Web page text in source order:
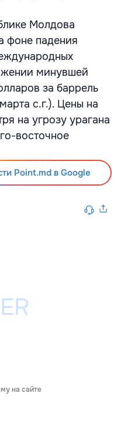
Молдова
фоне падения
минувшей
за баррель
с.г.). Цены на
на угрозу урагана
восточное
Point.md в Google
на сайте